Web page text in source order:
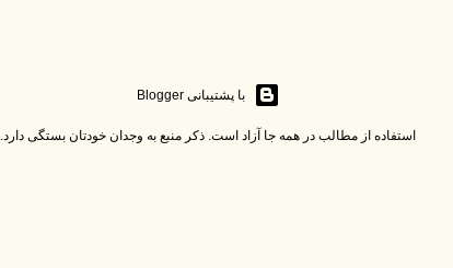
‏با پشتیبانی Blogger
استفاده از مطالب در همه جا آزاد است. ذکر منبع به وجدان خودتان بستگی دارد.